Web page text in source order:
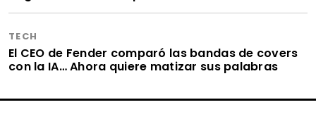
TECH
El CEO de Fender comparó las bandas de covers
con la IA… Ahora quiere matizar sus palabras